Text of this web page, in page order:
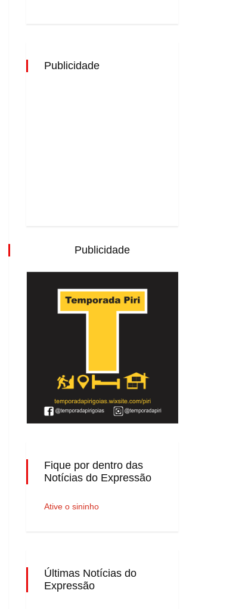
Publicidade
Publicidade
Fique por dentro das
Notícias do Expressão
Ative o sininho
Últimas Notícias do
Expressão